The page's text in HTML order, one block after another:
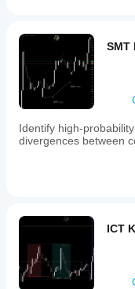
2단계
바이어스 정렬을 확
3단계
50% 피보나치 레벨
4단계
SMT
Identify high-
divergences between
ICT